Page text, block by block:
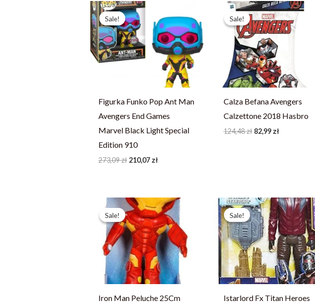
Sale!
Sale!
Figurka Funko Pop Ant Man
Avengers End Games
Marvel Black Light Special
Edition 910
273,09zł
Pierwotna
cena
wynosiła:
273,09 zł.
210,07 zł
wynosi:
210,07 zł.
Sale!
Sale!
Calza Befana Avengers
Calzettone 2018 Hasbro
124,48zł
Pierwotna
cena
wynosiła:
124,48 zł.
82,99 zł
Aktualna
cena
wynosi:
82,99 zł.
Sale!
Sale!
Iron Man Peluche 25Cm
Pierwotna
cena
wynosiła:
103,59 zł.
Aktualna
cena
wynosi:
73,99 zł.
Sale!
Sale!
Istarlord Fx Titan Heroes
Pierwotna
cena
wynosiła:
221,19 zł.
Aktualna
cena
wynosi:
157,99 zł.